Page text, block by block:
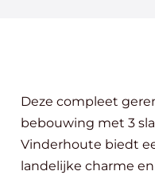
Deze compleet
bebouwing met 3
Vinderhoute biedt
landelijke charme en